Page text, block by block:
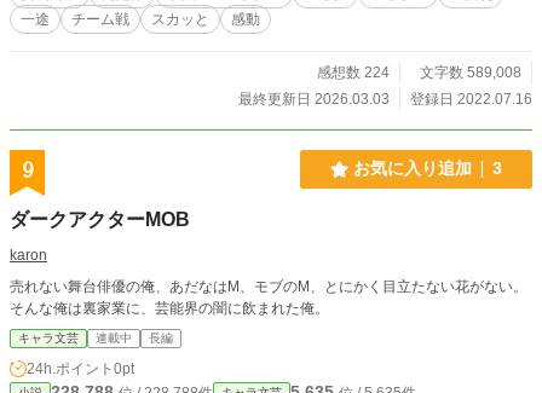
が集う「バレンタインフェス」。 業界を牛耳る大手事務所
《Starlight-Office Kira♠︎m》のトップアイドルたちが、詩織た
っちが可愛いか勝負！】を仕掛けてくる。 「詩織には僕を利
用する権利がある」――。 信吾はパートナーを守るため、そ
立ち向かう二人の革命。これは単なる芸能サクセスストーリ
比な「大逆転」の記録である。 ❶この作品は『女装と復讐は
に、続きであるこの作品をご一読されることを、強く推奨し
ます。 ❷15万文字を超えましたので【長編】と変更しまし
た。それと、未だどれだけの長さのストーリーとなるかは分
点》で進行していきますが、続編となる今作品では《岡本詩
一途
チーム戦 スカッと 感動
感想数 224
文字数 589,008
最終更新日 2026.03.03
登録日 2022.07.16
9 お気に入り追加 3
ダークアクターMOB
karon
売れない舞台俳優の俺、あだなはM、モブのM、とにかく目立たない花がない。
そんな俺は裏家業に、芸能界の闇に飲まれた俺。
キャラ文芸 連載中 長編
24h.ポイント 0pt